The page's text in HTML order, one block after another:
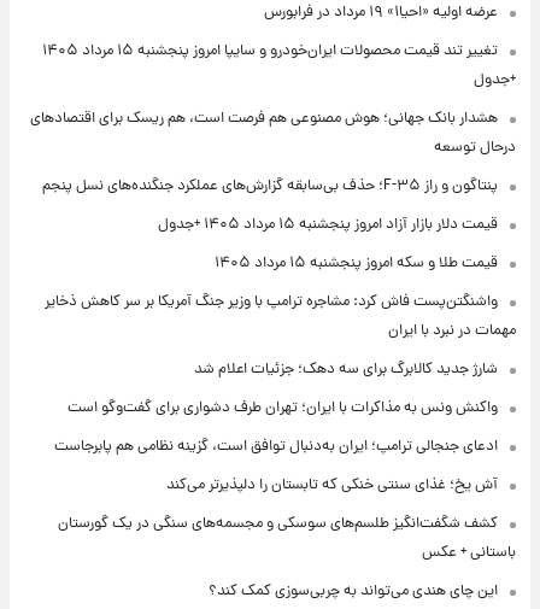
عرضه اولیه «احیا۱» ۱۹ مرداد در فرابورس
تغییر تند قیمت محصولات ایران‌خودرو و سایپا امروز پنجشنبه ۱۵ مرداد ۱۴۰۵
+جدول
هشدار بانک جهانی؛ هوش مصنوعی هم فرصت است، هم ریسک برای اقتصادهای
درحال توسعه
پنتاگون و راز F-۳۵؛ حذف بی‌سابقه گزارش‌های عملکرد جنگنده‌های نسل پنجم
قیمت دلار بازار آزاد امروز پنجشنبه ۱۵ مرداد ۱۴۰۵ +جدول
قیمت طلا و سکه امروز پنجشنبه ۱۵ مرداد ۱۴۰۵
واشنگتن‌پست فاش کرد: مشاجره ترامپ با وزیر جنگ آمریکا بر سر کاهش ذخایر
مهمات در نبرد با ایران
شارژ جدید کالابرگ برای سه دهک؛ جزئیات اعلام شد
واکنش ونس به مذاکرات با ایران؛ تهران طرف دشواری برای گفت‌وگو است
ادعای جنجالی ترامپ؛ ایران به‌دنبال توافق است، گزینه نظامی هم پابرجاست
آش یخ؛ غذای سنتی خنکی که تابستان را دلپذیرتر می‌کند
کشف شگفت‌انگیز طلسم‌های سوسکی و مجسمه‌های سنگی در یک گورستان
باستانی + عکس
این چای هندی می‌تواند به چربی‌سوزی کمک کند؟